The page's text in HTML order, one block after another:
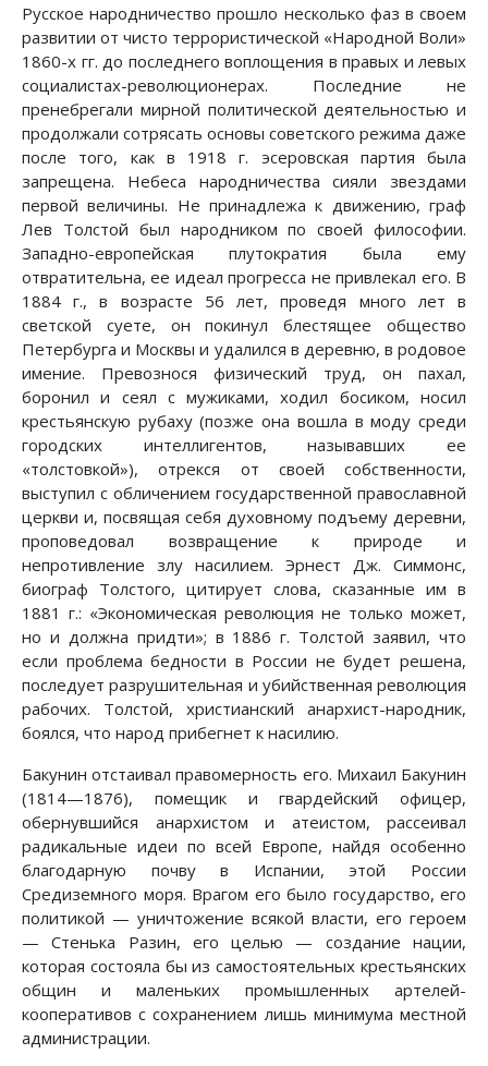
Русское народничество прошло несколько фаз в своем
развитии от чисто террористической «Народной Воли»
1860-х гг. до последнего воплощения в правых и левых
социалистах-революционерах. Последние не
пренебрегали мирной политической деятельностью и
продолжали сотрясать основы советского режима даже
после того, как в 1918 г. эсеровская партия была
запрещена. Небеса народничества сияли звездами
первой величины. Не принадлежа к движению, граф
Лев Толстой был народником по своей философии.
Западно-европейская плутократия была ему
отвратительна, ее идеал прогресса не привлекал его. В
1884 г., в возрасте 56 лет, проведя много лет в
светской суете, он покинул блестящее общество
Петербурга и Москвы и удалился в деревню, в родовое
имение. Превознося физический труд, он пахал,
боронил и сеял с мужиками, ходил босиком, носил
крестьянскую рубаху (позже она вошла в моду среди
городских интеллигентов, называвших ее
«толстовкой»), отрекся от своей собственности,
выступил с обличением государственной православной
церкви и, посвящая себя духовному подъему деревни,
проповедовал возвращение к природе и
непротивление злу насилием. Эрнест Дж. Симмонс,
биограф Толстого, цитирует слова, сказанные им в
1881 г.: «Экономическая революция не только может,
но и должна придти»; в 1886 г. Толстой заявил, что
если проблема бедности в России не будет решена,
последует разрушительная и убийственная революция
рабочих. Толстой, христианский анархист-народник,
боялся, что народ прибегнет к насилию.
Бакунин отстаивал правомерность его. Михаил Бакунин
(1814—1876), помещик и гвардейский офицер,
обернувшийся анархистом и атеистом, рассеивал
радикальные идеи по всей Европе, найдя особенно
благодарную почву в Испании, этой России
Средиземного моря. Врагом его было государство, его
политикой — уничтожение всякой власти, его героем
— Стенька Разин, его целью — создание нации,
которая состояла бы из самостоятельных крестьянских
общин и маленьких промышленных артелей-
кооперативов с сохранением лишь минимума местной
администрации.